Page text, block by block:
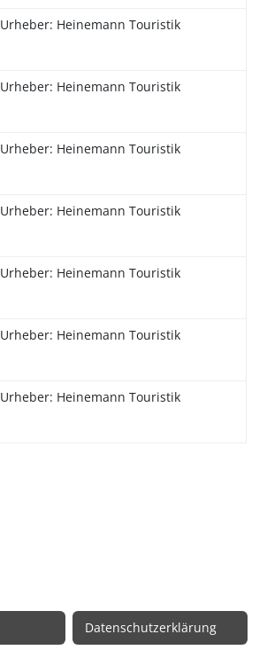
Urheber: Heinemann Touristik
Urheber: Heinemann Touristik
Urheber: Heinemann Touristik
Urheber: Heinemann Touristik
Urheber: Heinemann Touristik
Urheber: Heinemann Touristik
Urheber: Heinemann Touristik
Datenschutzerklärung